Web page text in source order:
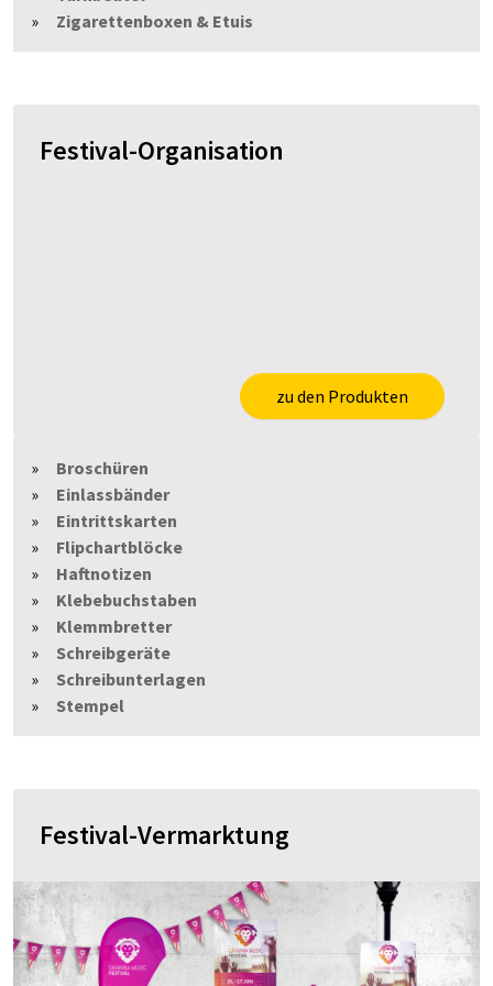
Zigarettenboxen & Etuis
Festival-Organisation
zu den Produkten
Broschüren
Einlassbänder
Eintrittskarten
Flipchartblöcke
Haftnotizen
Klebebuchstaben
Klemmbretter
Schreibgeräte
Schreibunterlagen
Stempel
Festival-Vermarktung